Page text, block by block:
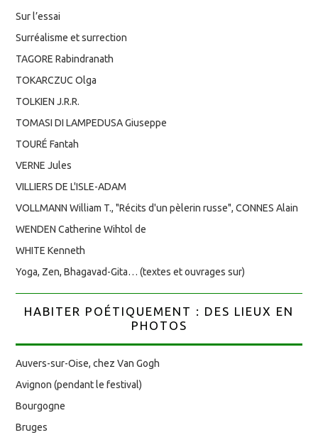
Sur l’essai
Surréalisme et surrection
TAGORE Rabindranath
TOKARCZUC Olga
TOLKIEN J.R.R.
TOMASI DI LAMPEDUSA Giuseppe
TOURÉ Fantah
VERNE Jules
VILLIERS DE L'ISLE-ADAM
VOLLMANN William T., "Récits d'un pèlerin russe", CONNES Alain
WENDEN Catherine Wihtol de
WHITE Kenneth
Yoga, Zen, Bhagavad-Gita… (textes et ouvrages sur)
HABITER POÉTIQUEMENT : DES LIEUX EN
PHOTOS
Auvers-sur-Oise, chez Van Gogh
Avignon (pendant le festival)
Bourgogne
Bruges